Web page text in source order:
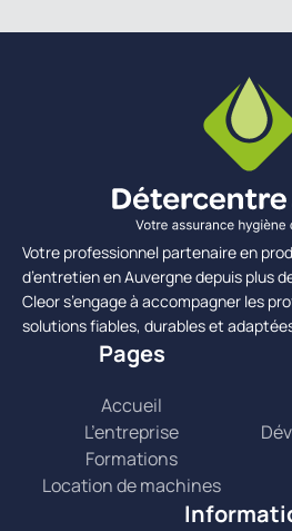
Votre professionnel partenaire en
d’entretien en Auvergne depuis plus
Cleor s’engage à accompagner les
solutions fiables, durables et
Pages
Accueil
L’entreprise
Formations
Location de machines